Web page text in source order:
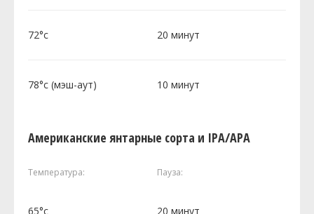
72°c 20 минут
78°c (мэш-аут) 10 минут
Американские янтарные сорта и IPA/APA
Температура: Пауза:
65°c 20 минут